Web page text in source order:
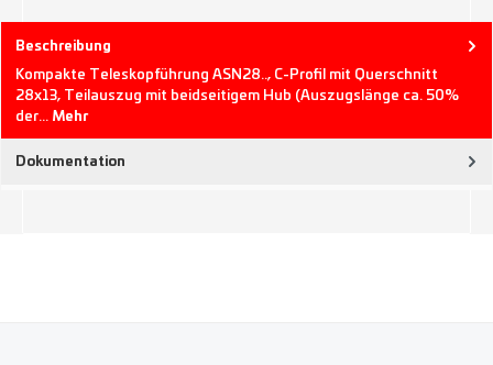
Beschreibung
Kompakte Teleskopführung ASN28.., C-Profil mit Querschnitt
28x13, Teilauszug mit beidseitigem Hub (Auszugslänge ca. 50%
der… Mehr
Dokumentation